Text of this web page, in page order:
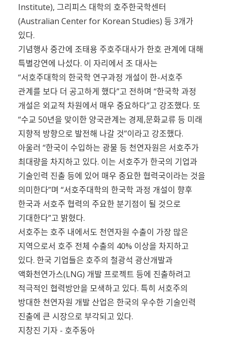
Institute), 그리피스 대학의 호주한국학센터
(Australian Center for Korean Studies) 등 3개가
있다.
기념행사 중간에 조태용 주호주대사가 한호 관계에 대해
특별강연에 나섰다. 이 자리에서 조 대사는
“서호주대학의 한국학 연구과정 개설이 한-서호주
관계를 보다 더 공고하게 했다”고 전하며 “한국학 과정
개설은 외교적 차원에서 매우 중요하다”고 강조했다. 또
“수교 50년을 맞이한 양국관계는 경제,문화교류 등 미래
지향적 방향으로 발전해 나갈 것”이라고 강조했다.
아울러 “한국이 수입하는 광물 등 천연자원은 서호주가
최대량을 차지하고 있다. 이는 서호주가 한국의 기업과
기술인력 진출 등에 있어 매우 중요한 협력국이라는 것을
의미한다”며 “서호주대학의 한국학 과정 개설이 향후
한국과 서호주 협력의 주요한 분기점이 될 것으로
기대한다”고 밝혔다.
서호주는 호주 내에서도 천연자원 수출이 가장 많은
지역으로서 호주 전체 수출의 40% 이상을 차지하고
있다. 한국 기업들은 호주의 철광석 광산개발과
액화천연가스(LNG) 개발 프로젝트 등에 진출하려고
적극적인 협력방안을 모색하고 있다. 특히 서호주의
방대한 천연자원 개발 산업은 한국의 우수한 기술인력
진출에 큰 시장으로 부각되고 있다.
지창진 기자 - 호주동아